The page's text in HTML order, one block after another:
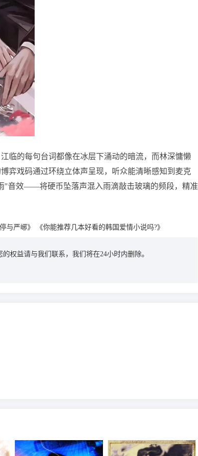
临的每句台词都像在冰层下涌动的暗流，而林深慵懒
弈戏码通过环绕立体声呈现，听众能清晰感知到麦克
"音效——将硬币坠落声混入雨滴敲击玻璃的频段，精准
与严峫》 《你能推荐几本好看的韩国爱情小说吗?》
权益请与我们联系，我们将在24小时内删除。